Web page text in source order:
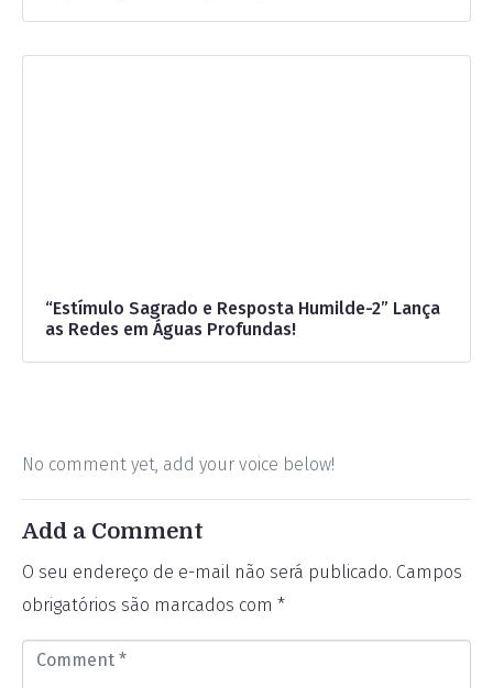
“Estímulo Sagrado e Resposta Humilde-2” Lança
as Redes em Águas Profundas!
No comment yet, add your voice below!
Add a Comment
O seu endereço de e-mail não será publicado. Campos
obrigatórios são marcados com *